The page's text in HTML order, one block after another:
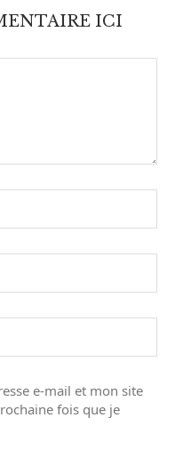
ICI
e-mail et mon site
fois que je